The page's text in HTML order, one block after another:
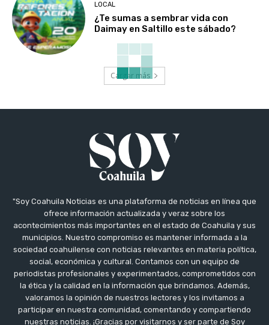
LOCAL
¿Te sumas a sembrar vida con
Daimay en Saltillo este sábado?
Cargar más
"Soy Coahuila Noticias es una plataforma de noticias en línea que
ofrece información actualizada y veraz sobre los
acontecimientos más importantes en el estado de Coahuila y sus
municipios. Nuestro compromiso es mantener informada a la
sociedad coahuilense con noticias relevantes en materia política,
social, económica y cultural. Contamos con un equipo de
periodistas profesionales y experimentados, comprometidos con
la ética y la calidad en la información que brindamos. Además,
valoramos la opinión de nuestros lectores y los invitamos a
participar en nuestra comunidad, comentando y compartiendo
nuestras noticias. ¡Gracias por visitarnos y ser parte de Soy